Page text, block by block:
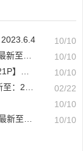
10/10
10/10
10/10
02/22
10/10
10/10